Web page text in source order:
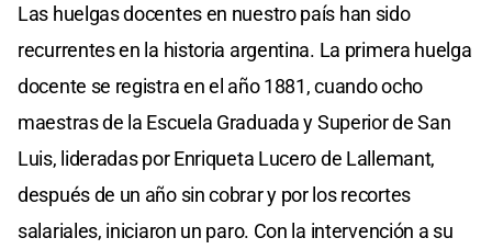
Las huelgas docentes en nuestro país han sido
recurrentes en la historia argentina. La primera huelga
docente se registra en el año 1881, cuando ocho
maestras de la Escuela Graduada y Superior de San
Luis, lideradas por Enriqueta Lucero de Lallemant,
después de un año sin cobrar y por los recortes
salariales, iniciaron un paro. Con la intervención a su